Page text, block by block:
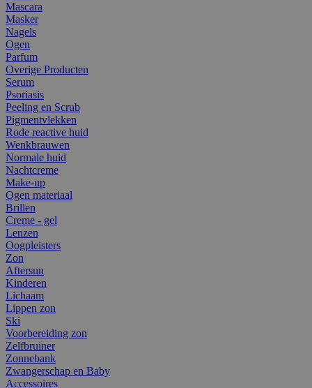
Mascara
Masker
Nagels
Ogen
Parfum
Overige Producten
Serum
Psoriasis
Peeling en Scrub
Pigmentvlekken
Rode reactive huid
Wenkbrauwen
Normale huid
Nachtcreme
Make-up
Ogen materiaal
Brillen
Creme - gel
Lenzen
Oogpleisters
Zon
Aftersun
Kinderen
Lichaam
Lippen zon
Ski
Voorbereiding zon
Zelfbruiner
Zonnebank
Zwangerschap en Baby
Accessoires